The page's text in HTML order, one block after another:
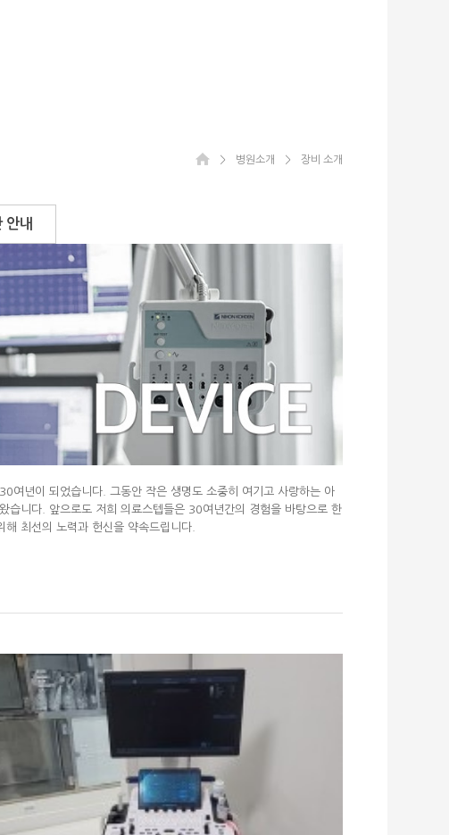
＞ 병원소개 ＞ 장비 소개
안내
여년이 되었습니다. 그동안 작은 생명도 소중히 여기고 사랑하는 아
습니다. 앞으로도 저희 의료스텝들은 30여년간의 경험을 바탕으로 한
최선의 노력과 헌신을 약속드립니다.